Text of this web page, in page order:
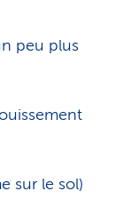
peu plus
sur le sol)